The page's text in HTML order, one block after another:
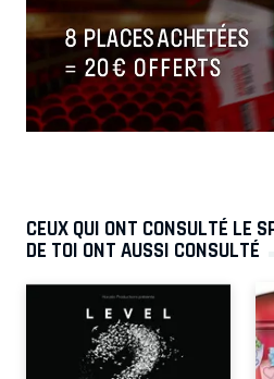
CEUX QUI ONT CONSULTÉ LE
DE TOI ONT AUSSI CONSULTÉ